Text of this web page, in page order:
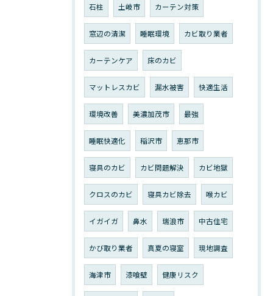
石柱 土岐市 カーテン対策
窓辺の清潔 睡眠環境 カビ取り業者
カーテンケア 床のカビ
マットレスカビ 漏水被害 快適生活
環境改善 美濃加茂市 最強
睡眠快適化 稲沢市 恵那市
寝具のカビ カビ問題解決 カビ地獄
クロスのカビ 寝具カビ除去 喉カビ
イガイガ 鼻水 瑞浪市 中古住宅
かび取り業者 真夏の寝室 現地調査
海津市 漆喰壁 健康リスク